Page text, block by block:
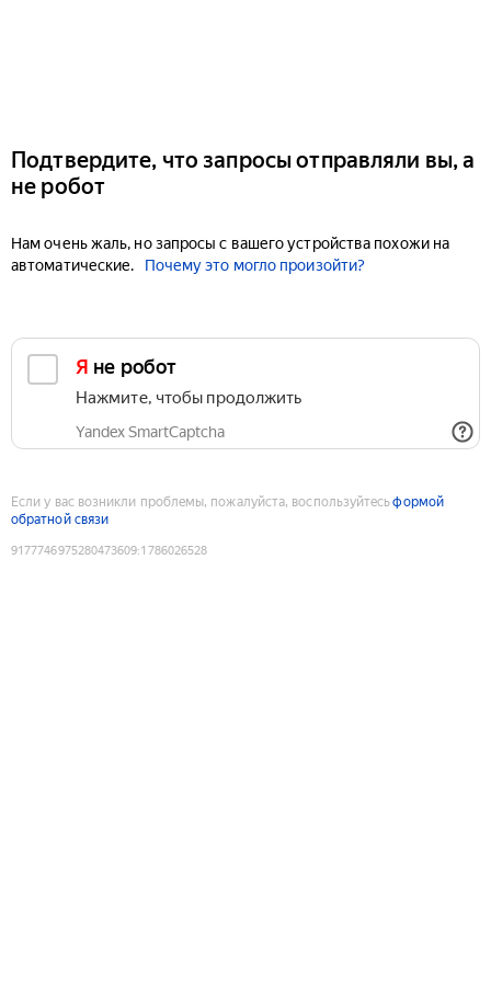
Подтвердите, что запросы отправляли вы, а
не робот
Нам очень жаль, но запросы с вашего устройства похожи на
автоматические.
Почему это могло произойти?
Я не робот
Нажмите, чтобы продолжить
Yandex SmartCaptcha
Если у вас возникли проблемы, пожалуйста, воспользуйтесьформой
обратной связи
9177746975280473609:1786026528